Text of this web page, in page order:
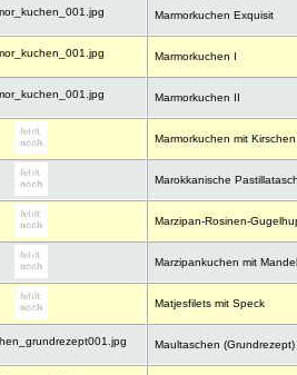
Marmorkuchen Exquisit
Marmorkuchen I
Marmorkuchen II
Marmorkuchen mit
Marokkanische
Marzipan-Rosinen-
Marzipankuchen mit
Matjesfilets mit Speck
Maultaschen (Grundrezept)